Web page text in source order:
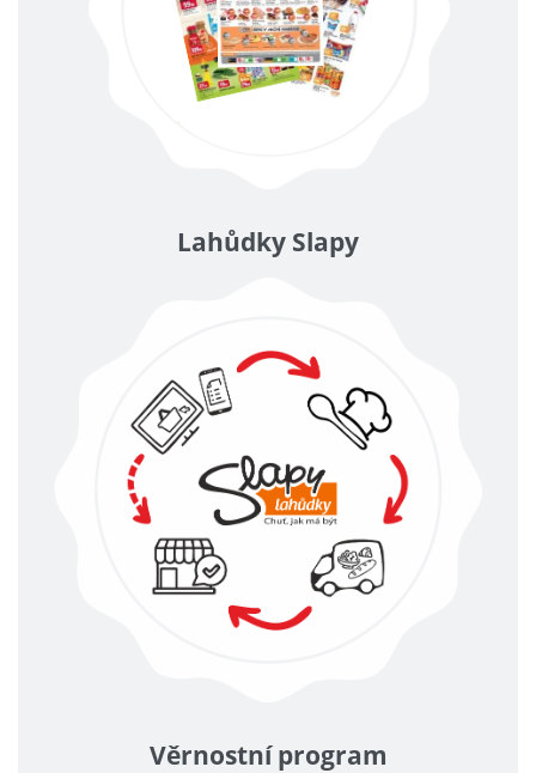
Lahůdky Slapy
Věrnostní program